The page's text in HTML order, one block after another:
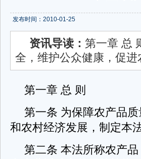
发布时间：2010-01-25
资讯导读： 第一章 总
全，维护公众健康，促
第一章 总 则
第一条 为保障农产品
和农村经济发展，制定本法
第二条 本法所称农产